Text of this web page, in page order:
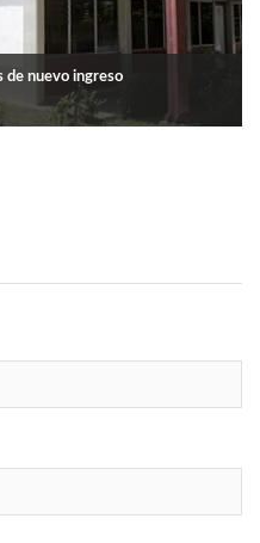
de nuevo ingreso